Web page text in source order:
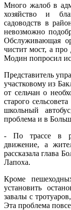
Много жалоб в
хозяйство и
садоводств в
невозможно
Обслуживающая
чистит мост, а
Модин попросил
Представитель
участковому из
от сельчан о
старого
школьный
проблема и в
- По трассе в
движение, а
рассказала глава
Лапоха.
Кроме
установить
завалы с
Эта проблема